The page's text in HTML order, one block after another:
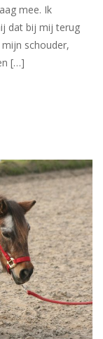
mee. Ik
dat bij mij terug
schouder,
[…]